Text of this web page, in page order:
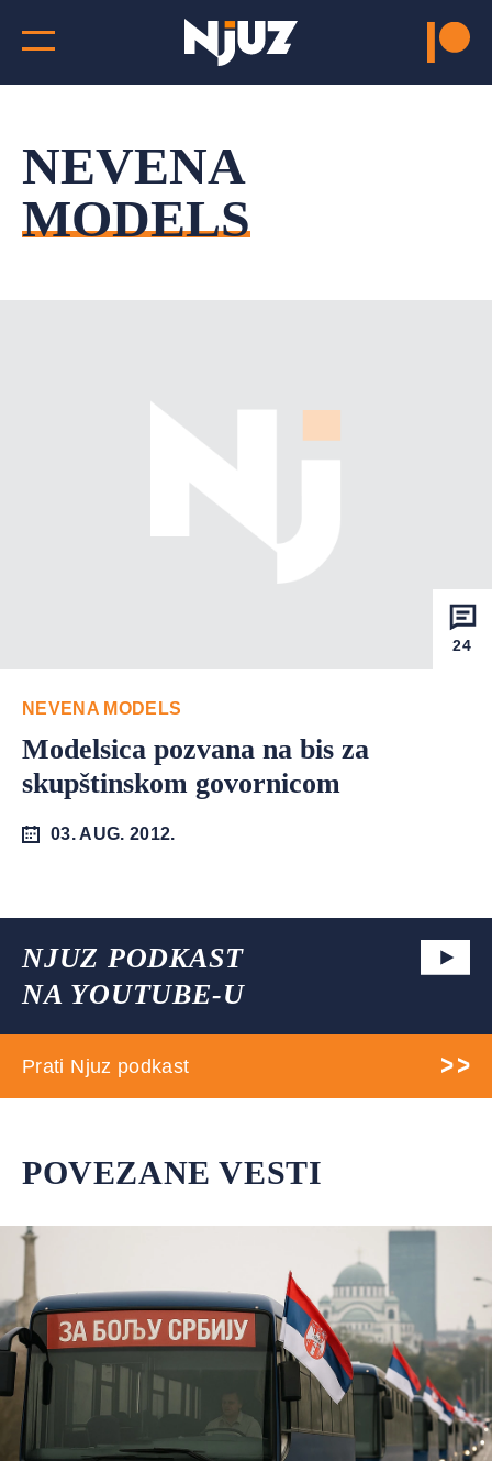
NEVENA
MODELS
24
NEVENA MODELS
Modelsica pozvana na bis za
skupštinskom govornicom
03. AUG. 2012.
NJUZ PODKAST
NA YOUTUBE-U
Prati Njuz podkast
POVEZANE VESTI